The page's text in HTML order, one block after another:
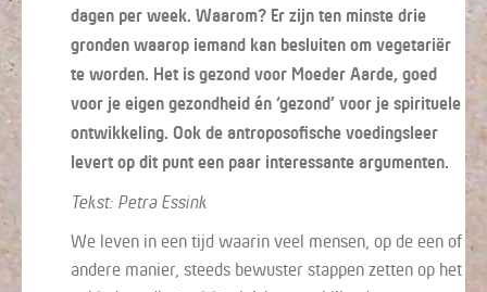
dagen per week. Waarom? Er zijn ten minste drie
gronden waarop iemand kan besluiten om vegetariër
te worden. Het is gezond voor Moeder Aarde, goed
voor je eigen gezondheid én ‘gezond’ voor je spirituele
ontwikkeling. Ook de antroposofische voedingsleer
levert op dit punt een paar interessante argumenten.
Tekst: Petra Essink
We leven in een tijd waarin veel mensen, op de een of
andere manier, steeds bewuster stappen zetten op het